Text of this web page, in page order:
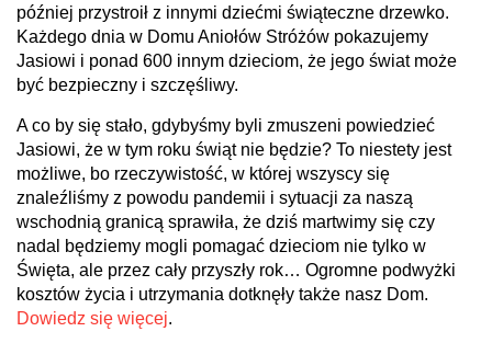
później przystroił z innymi dziećmi świąteczne drzewko.
Każdego dnia w Domu Aniołów Stróżów pokazujemy
Jasiowi i ponad 600 innym dzieciom, że jego świat może
być bezpieczny i szczęśliwy.
A co by się stało, gdybyśmy byli zmuszeni powiedzieć
Jasiowi, że w tym roku świąt nie będzie? To niestety jest
możliwe, bo rzeczywistość, w której wszyscy się
znaleźliśmy z powodu pandemii i sytuacji za naszą
wschodnią granicą sprawiła, że dziś martwimy się czy
nadal będziemy mogli pomagać dzieciom nie tylko w
Święta, ale przez cały przyszły rok… Ogromne podwyżki
kosztów życia i utrzymania dotknęły także nasz Dom.
Dowiedz się więcej.